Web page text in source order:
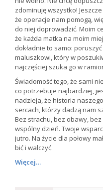
zdominuję wszystko!
że operacje nam pomogą,
do niej doprowadzić. Moim
że każda matka na moim
dokładnie to samo:
maluszkowi, który w
najczęściej szuka go w
Świadomość tego, że sami
co potrzebuje najbardziej,
nadzieja, że historia
sercach, którzy dadzą nam
Bez strachu, bez obawy,
wspólny dzień. Twoje
jutro. Na życie dla połowy
bić i walczyć.
Więcej…